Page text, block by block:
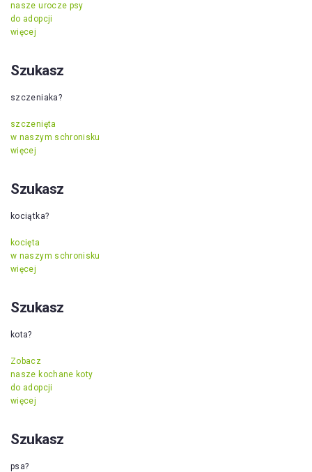
nasze urocze psy
do adopcji
więcej
Szukasz
szczeniaka?
szczenięta
w naszym schronisku
więcej
Szukasz
kociątka?
kocięta
w naszym schronisku
więcej
Szukasz
kota?
Zobacz
nasze kochane koty
do adopcji
więcej
Szukasz
psa?